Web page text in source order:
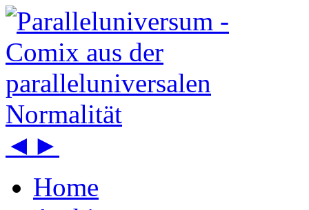
◄ ►
Home